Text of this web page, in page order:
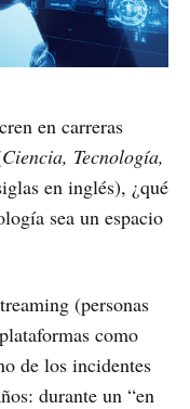
en carreras
Ciencia, Tecnología,
en inglés), ¿qué
sea un espacio
(personas
como
de los incidentes
durante un “en